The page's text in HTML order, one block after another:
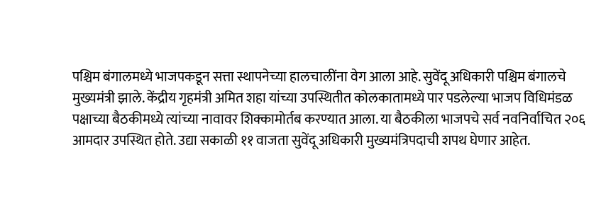
पश्चिम बंगालमध्ये भाजपकडून सत्ता स्थापनेच्या हालचालींना वेग आला आहे. सुवेंदू अधिकारी पश्चिम बंगालचे
मुख्यमंत्री झाले. केंद्रीय गृहमंत्री अमित शहा यांच्या उपस्थितीत कोलकातामध्ये पार पडलेल्या भाजप विधिमंडळ
पक्षाच्या बैठकीमध्ये त्यांच्या नावावर शिक्कामोर्तब करण्यात आला. या बैठकीला भाजपचे सर्व नवनिर्वाचित २०६
आमदार उपस्थित होते. उद्या सकाळी ११ वाजता सुवेंदू अधिकारी मुख्यमंत्रिपदाची शपथ घेणार आहेत.